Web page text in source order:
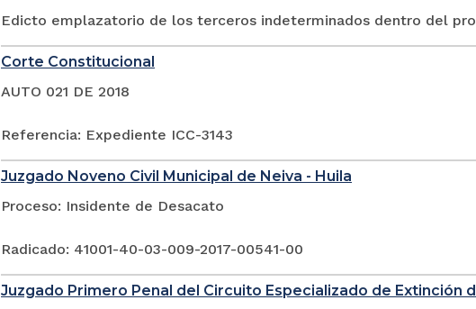
Edicto emplazatorio de los terceros indeterminados dentro del
Corte Constitucional
AUTO 021 DE 2018
Referencia: Expediente ICC-3143
Juzgado Noveno Civil Municipal de Neiva - Huila
Proceso: Insidente de Desacato
Radicado: 41001-40-03-009-2017-00541-00
Juzgado Primero Penal del Circuito Especializado de Extinción